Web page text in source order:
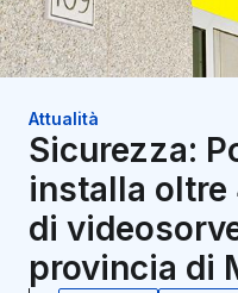
Attualità
Sicurezza:
installa oltre
di
provincia di